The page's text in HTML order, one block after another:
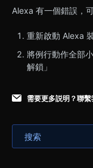
Alexa 有一個錯誤，
重新啟動 Alexa
將例行動作全部
解鎖」
需要更多説明？聯繫